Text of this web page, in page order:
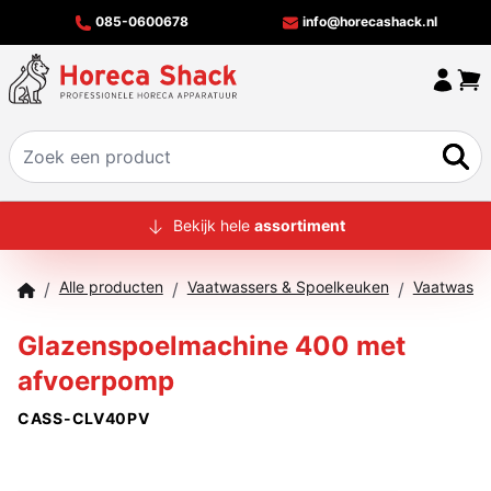
085-0600678 info@horecashack.nl
HOME
MERKEN
Bekijk hele assortiment
/ Alle producten / Vaatwassers & Spoelkeuken /
Glazenspoelmachine 400 met
afvoerpomp
CASS-CLV40PV